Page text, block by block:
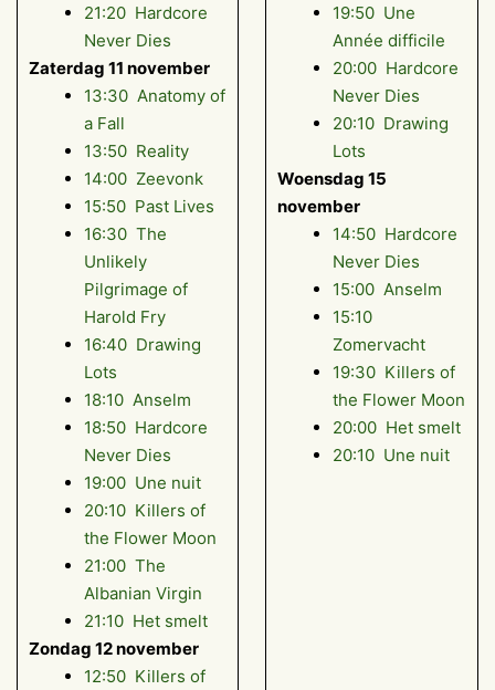
21:20 Hardcore
Never Dies
Zaterdag 11 november
13:30 Anatomy of
a Fall
13:50 Reality
14:00 Zeevonk
15:50 Past Lives
16:30 The
Unlikely
Pilgrimage of
Harold Fry
16:40 Drawing
Lots
18:10 Anselm
18:50 Hardcore
Never Dies
19:00 Une nuit
20:10 Killers of
the Flower Moon
21:00 The
Albanian Virgin
21:10 Het smelt
Zondag 12 november
12:50 Killers of
19:50 Une
Année difficile
20:00 Hardcore
Never Dies
20:10 Drawing
Lots
Woensdag 15
november
14:50 Hardcore
Never Dies
15:00 Anselm
15:10
Zomervacht
19:30 Killers of
the Flower Moon
20:00 Het smelt
20:10 Une nuit